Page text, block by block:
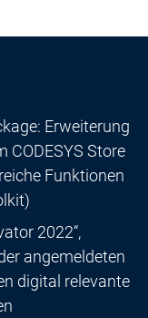
Erweiterung
CODESYS Store
Funktionen
2022“,
angemeldeten
digital relevante